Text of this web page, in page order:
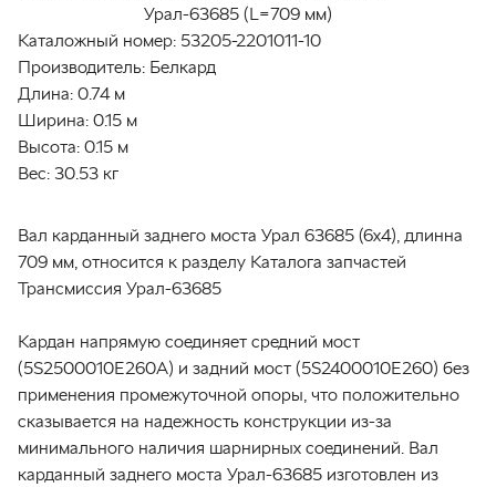
Урал-63685 (L=709 мм)
Каталожный номер: 53205-2201011-10
Производитель: Белкард
Длина: 0.74 м
Ширина: 0.15 м
Высота: 0.15 м
Вес: 30.53 кг
Вал карданный заднего моста Урал 63685 (6х4), длинна
709 мм, относится к разделу Каталога запчастей
Трансмиссия Урал-63685
Кардан напрямую соединяет средний мост
(5S2500010E260A) и задний мост (5S2400010E260) без
применения промежуточной опоры, что положительно
сказывается на надежность конструкции из-за
минимального наличия шарнирных соединений. Вал
карданный заднего моста Урал-63685 изготовлен из